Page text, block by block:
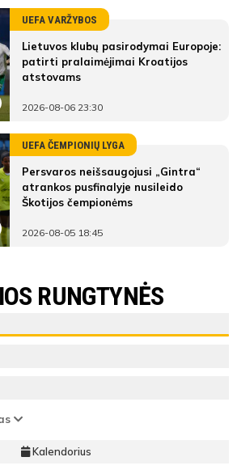
UEFA VARŽYBOS
Lietuvos klubų pasirodymai Europoje:
patirti pralaimėjimai Kroatijos
atstovams
2026-08-06 23:30
UEFA ČEMPIONIŲ LYGA
Persvaros neišsaugojusi „Gintra“
atrankos pusfinalyje nusileido
Škotijos čempionėms
2026-08-05 18:45
Viltis
FK Viltis
Vytis-
Pirmas
RUNGTYNĖS
Kalendorius